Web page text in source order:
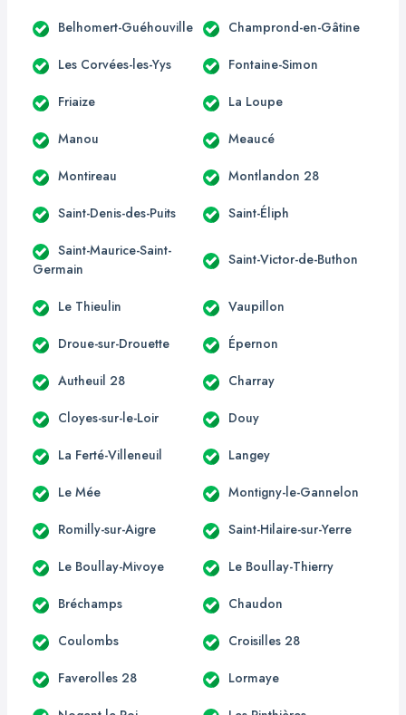
Belhomert-Guéhouville Champrond-en-Gâtine
Les Corvées-les-Yys Fontaine-Simon
Friaize La Loupe
Manou Meaucé
Montireau Montlandon 28
Saint-Denis-des-Puits Saint-Éliph
Saint-Maurice-Saint-
Germain
Saint-Victor-de-Buthon
Le Thieulin Vaupillon
Droue-sur-Drouette Épernon
Autheuil 28 Charray
Cloyes-sur-le-Loir Douy
La Ferté-Villeneuil Langey
Le Mée Montigny-le-Gannelon
Romilly-sur-Aigre Saint-Hilaire-sur-Yerre
Le Boullay-Mivoye Le Boullay-Thierry
Bréchamps Chaudon
Coulombs Croisilles 28
Faverolles 28 Lormaye